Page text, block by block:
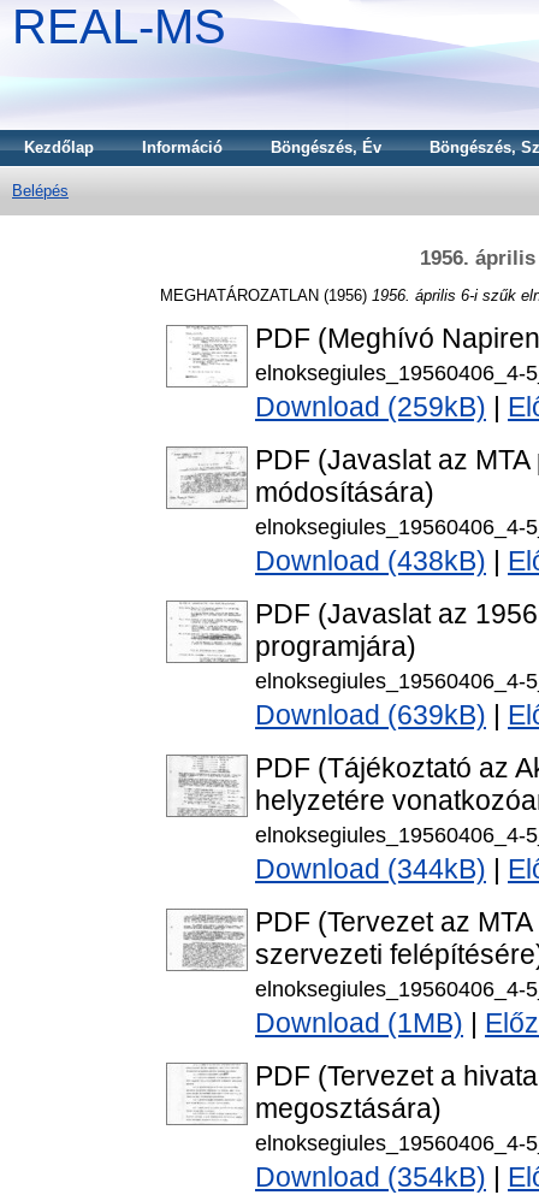
REAL-MS
Kezdőlap Információ Böngészés, Év Böngészés,
Belépés
1956.
MEGHATÁROZATLAN (1956) 1956. április 6-i szűk
PDF (Meghívó
elnoksegiules_19560406_4-
Download (259kB)
PDF (Javaslat az
módosítására)
elnoksegiules_19560406_4-
Download (438kB)
PDF (Javaslat az
programjára)
elnoksegiules_19560406_4-
Download (639kB)
PDF (Tájékoztató az
helyzetére
elnoksegiules_19560406_4-
Download (344kB)
PDF (Tervezet az
szervezeti
elnoksegiules_19560406_4-
Download (1MB)
PDF (Tervezet a
megosztására)
elnoksegiules_19560406_4-
Download (354kB)